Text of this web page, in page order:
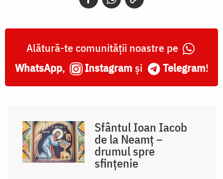
Alătură-te comunității noastre pe
WhatsApp, Instagram și Telegram!
Sfântul Ioan Iacob
de la Neamț –
drumul spre
sfințenie